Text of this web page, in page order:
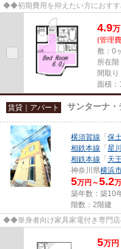
◆◆初期費用を抑えたい方におす
4.9万
(管理
敷：0
所在
間取り
面積：
賃貸｜アパート サンターナ・
横須賀線 「 保
相鉄本線 「 星川
相鉄本線 「 天
神奈川県横浜
5万円～5.2
築年数：築10
階数：2階建
◆◆単身者向け家具家電付き専門
5万円